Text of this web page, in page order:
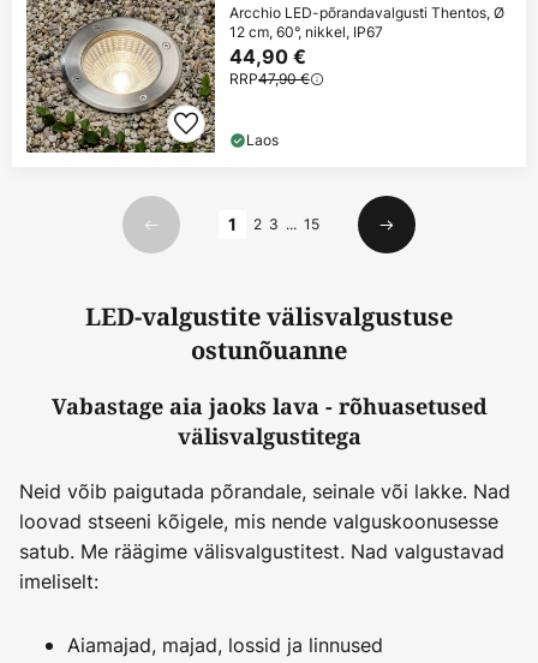
Arcchio LED-põrandavalgusti Thentos, Ø
12 cm, 60°, nikkel, IP67
44,90 €
RRP47,90 €
Laos
Eelmine
1 2 3 ... 15
Järgmine
LED-valgustite välisvalgustuse
ostunõuanne
Vabastage aia jaoks lava - rõhuasetused
välisvalgustitega
Neid võib paigutada põrandale, seinale või lakke. Nad
loovad stseeni kõigele, mis nende valguskoonusesse
satub. Me räägime välisvalgustitest. Nad valgustavad
imeliselt:
Aiamajad, majad, lossid ja linnused